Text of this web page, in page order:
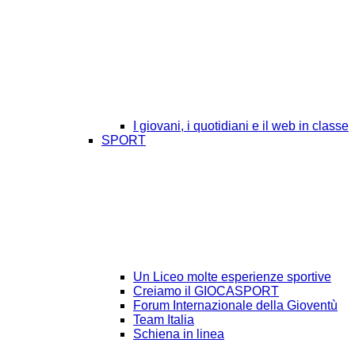
I giovani, i quotidiani e il web in classe
SPORT
Un Liceo molte esperienze sportive
Creiamo il GIOCASPORT
Forum Internazionale della Gioventù
Team Italia
Schiena in linea